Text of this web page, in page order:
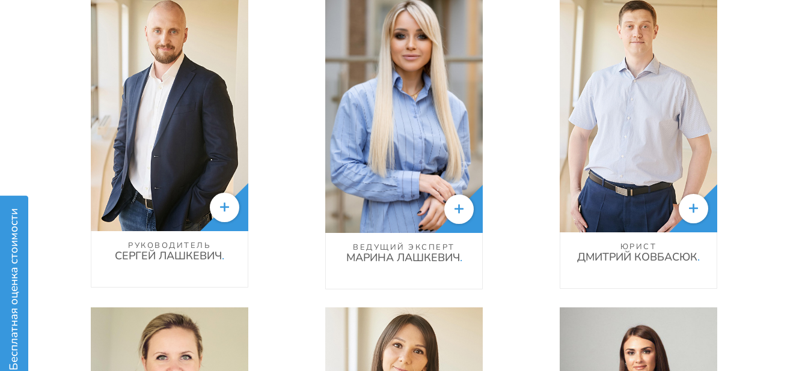

sergey@kvart-m.ru
РУКОВОДИТЕЛЬ
СЕРГЕЙ ЛАШКЕВИЧ.

+7(968)684-06-20
marina@kvart-m.ru
ВЕДУЩИЙ ЭКСПЕРТ
МАРИНА ЛАШКЕВИЧ.

+7(977)139-69-71
dmitriy@kvart-m.ru
ЮРИСТ
ДМИТРИЙ КОВБАСЮК.
+7(969)018-15-21
tatiana@kvart-m.ru
+7(903)720-39-72
info@kvart-m.ru
oksana_skarupich32323@mail.ru
Бесплатная оценка стоимости